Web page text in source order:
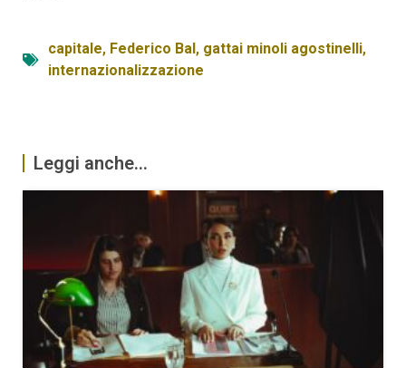
capitale, Federico Bal, gattai minoli agostinelli,
internazionalizzazione
Leggi anche...